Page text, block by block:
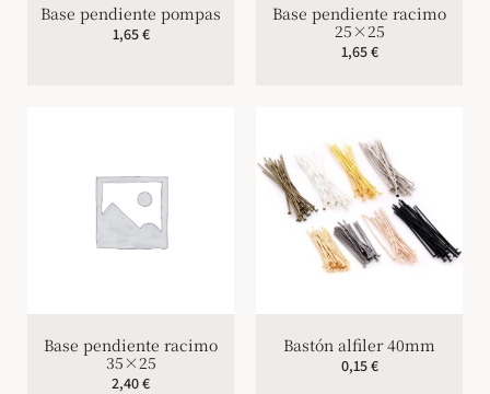
Base pendiente pompas
1,65€
Base pendiente racimo
25×25
1,65€
Base pendiente racimo
35×25
2,40€
Bastón alfiler 40mm
0,15€